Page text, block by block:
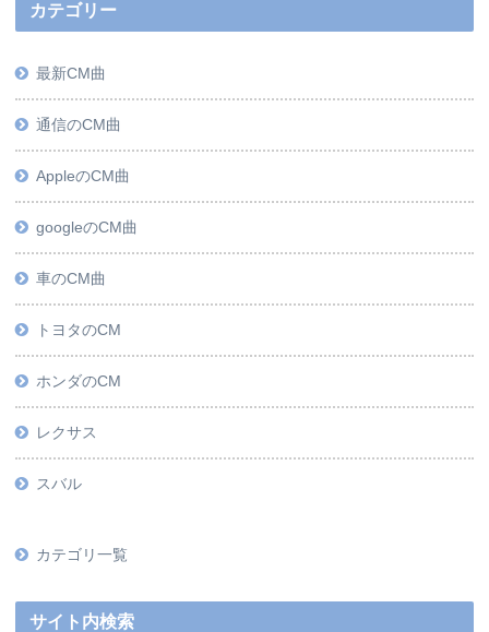
カテゴリー
最新CM曲
通信のCM曲
AppleのCM曲
googleのCM曲
車のCM曲
トヨタのCM
ホンダのCM
レクサス
スバル
カテゴリ一覧
サイト内検索